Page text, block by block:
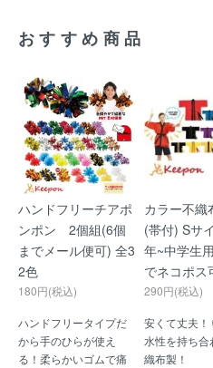
おすすめ商品
ハンドフリーチアポ
ンポン 2個組(6個
までメール便可) 全3
2色
180円(税込)
ハンドフリータイプだ
から手のひらが使え
る！柔らかいゴムで痛
カラー不織
(帯付) Sサ
年~中学生
でネコポス
290円(税込)
安くて丈夫！
水性を持ち合
織布製！